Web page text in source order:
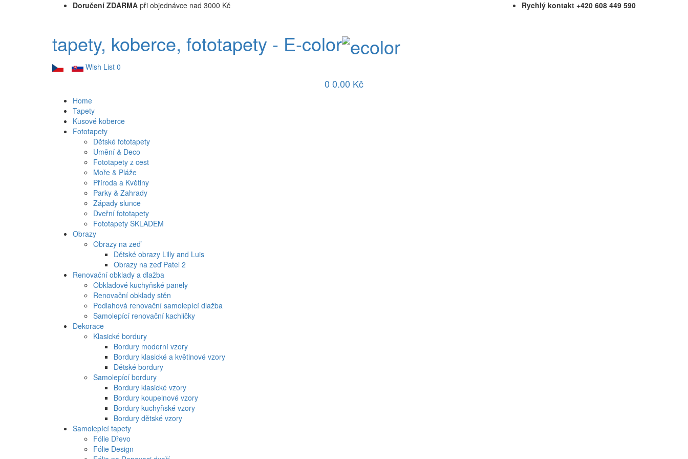
Doručení ZDARMA při objednávce nad 3000 Kč Rychlý kontakt +420 608 449 590
tapety, koberce, fototapety - E-color
Wish List 0
0 0.00 Kč
Home
Tapety
Kusové koberce
Fototapety
Dětské fototapety
Umění & Deco
Fototapety z cest
Moře & Pláže
Příroda a Květiny
Parky & Zahrady
Západy slunce
Dveřní fototapety
Fototapety SKLADEM
Obrazy
Obrazy na zeď
Dětské obrazy Lilly and Luis
Obrazy na zeď Patel 2
Renovační obklady a dlažba
Obkladové kuchyňské panely
Renovační obklady stěn
Podlahová renovační samolepící dlažba
Samolepící renovační kachličky
Dekorace
Klasické bordury
Bordury moderní vzory
Bordury klasické a květinové vzory
Dětské bordury
Samolepící bordury
Bordury klasické vzory
Bordury koupelnové vzory
Bordury kuchyňské vzory
Bordury dětské vzory
Samolepící tapety
Fólie Dřevo
Fólie Design